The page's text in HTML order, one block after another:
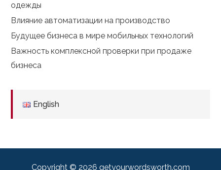
одежды
Влияние автоматизации на производство
Будущее бизнеса в мире мобильных технологий
Важность комплексной проверки при продаже
бизнеса
English
Copyright © 2026 getyourwordsworth.com